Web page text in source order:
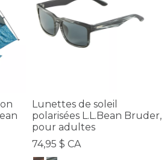
Lunettes de soleil
polarisées L.L.Bean Bruder,
pour adultes
74,95 $ CA